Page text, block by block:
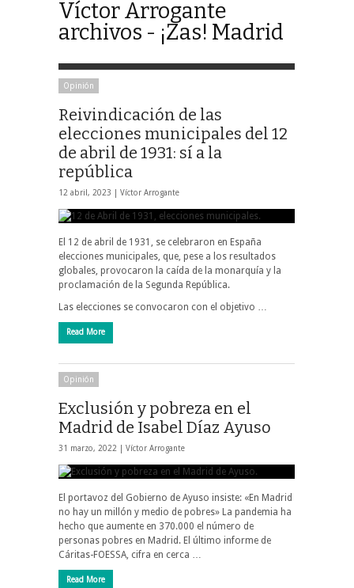
Víctor Arrogante
archivos - ¡Zas! Madrid
Opinión
Reivindicación de las
elecciones municipales del 12
de abril de 1931: sí a la
república
12 abril, 2023 | Víctor Arrogante
El 12 de abril de 1931, se celebraron en España
elecciones municipales, que, pese a los resultados
globales, provocaron la caída de la monarquía y la
proclamación de la Segunda República.
Las elecciones se convocaron con el objetivo …
Read More
Opinión
Exclusión y pobreza en el
Madrid de Isabel Díaz Ayuso
31 marzo, 2022 | Víctor Arrogante
El portavoz del Gobierno de Ayuso insiste: «En Madrid
no hay un millón y medio de pobres» La pandemia ha
hecho que aumente en 370.000 el número de
personas pobres en Madrid. El último informe de
Cáritas-FOESSA, cifra en cerca …
Read More